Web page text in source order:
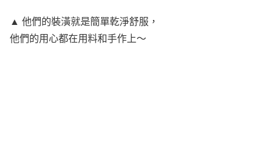
▲ 他們的裝潢就是簡單乾淨舒服，
他們的用心都在用料和手作上～